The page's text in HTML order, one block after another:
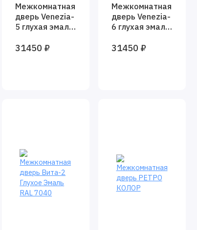
Межкомнатная
дверь Venezia-
5 глухая эмаль
31450 ₽
Межкомнатная
дверь Venezia-
6 глухая эмаль
31450 ₽